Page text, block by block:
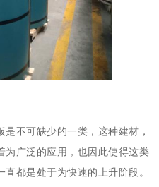
不可缺少的一类，这种建材，
为广泛的应用，也因此使得这类
都是处于为快速的上升阶段。